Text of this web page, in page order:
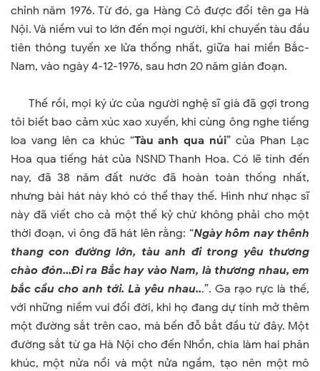
chỉnh năm 1976. Từ đó, ga Hàng Cỏ được đổi tên ga Hà
Nội. Và niềm vui to lớn đến mọi người, khi chuyến tàu đầu
tiên thông tuyến xe lửa thống nhất, giữa hai miền Bắc-
Nam, vào ngày 4-12-1976, sau hơn 20 năm gián đoạn.
Thế rồi, mọi ký ức của người nghệ sĩ già đã gợi trong
tôi biết bao cảm xúc xao xuyến, khi cùng ông nghe tiếng
loa vang lên ca khúc “Tàu anh qua núi” của Phan Lạc
Hoa qua tiếng hát của NSND Thanh Hoa. Có lẽ tính đến
nay, đã 38 năm đất nước đã hoàn toàn thống nhất,
nhưng bài hát này khó có thể thay thế. Hình như nhạc sĩ
này đã viết cho cả một thế kỷ chứ không phải cho một
thời đoạn, vì ông đã hát lên rằng: “Ngày hôm nay thênh
thang con đường lớn, tàu anh đi trong yêu thương
chào đón...Đi ra Bắc hay vào Nam, là thương nhau, em
bắc cầu cho anh tới. Là yêu nhau...”. Ga rạo rực là thế,
với những niềm vui đổi đời, khi họ đang dự tính mở thêm
một đường sắt trên cao, mà bến đỗ bắt đầu từ đây. Một
đường sắt từ ga Hà Nội cho đến Nhổn, chia làm hai phân
khúc, một nửa nổi và một nửa ngầm, tạo nên một mô